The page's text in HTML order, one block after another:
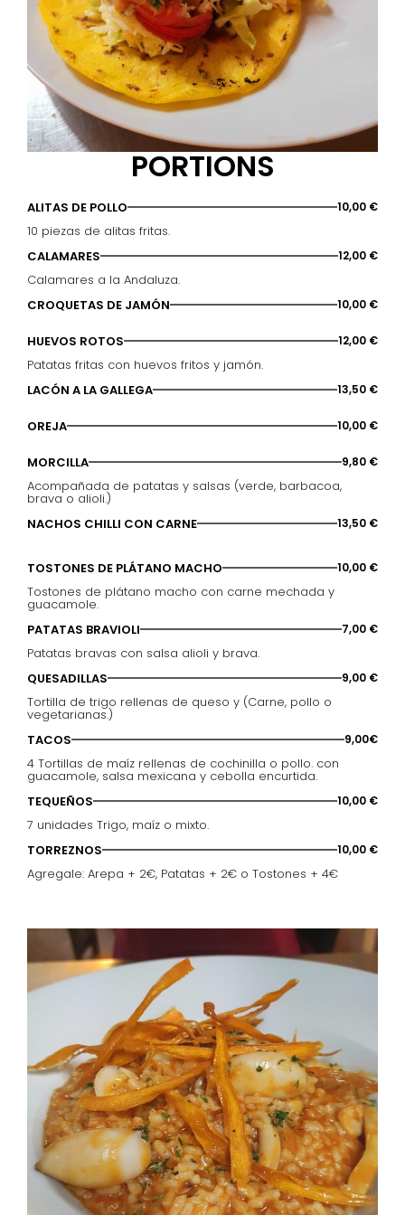
PORTIONS
ALITAS DE POLLO 10,00 €
10 piezas de alitas fritas.
CALAMARES
12,00 €
Calamares a la Andaluza.
CROQUETAS DE JAMÓN
10,00 €
HUEVOS ROTOS 12,00 €
Patatas fritas con huevos fritos y jamón.
LACÓN A LA GALLEGA
13,50 €
OREJA 10,00 €
MORCILLA 9,80 €
Acompañada de patatas y salsas (verde, barbacoa,
brava o alioli.)
NACHOS CHILLI CON CARNE
13,50 €
TOSTONES DE PLÁTANO MACHO 10,00 €
Tostones de plátano macho con carne mechada y
guacamole.
PATATAS BRAVIOLI
7,00 €
Patatas bravas con salsa alioli y brava.
QUESADILLAS
9,00 €
Tortilla de trigo rellenas de queso y (Carne, pollo o
vegetarianas.)
TACOS
9,00€
4 Tortillas de maíz rellenas de cochinilla o pollo. con
guacamole, salsa mexicana y cebolla encurtida.
TEQUEÑOS
10,00 €
7 unidades Trigo, maíz o mixto.
TORREZNOS
10,00 €
Agregale: Arepa + 2€, Patatas + 2€ o Tostones + 4€